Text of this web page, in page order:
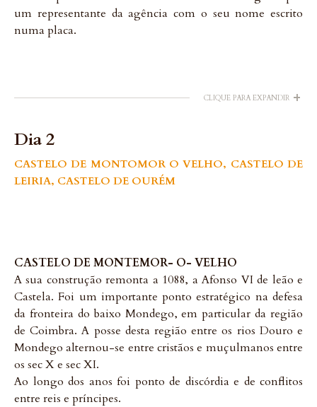
um representante da agência com o seu nome escrito
numa placa.
CLIQUE PARA EXPANDIR +
Dia 2
CASTELO DE MONTOMOR O VELHO, CASTELO DE
LEIRIA, CASTELO DE OURÉM
CASTELO DE MONTEMOR- O- VELHO
A sua construção remonta a 1088, a Afonso VI de leão e
Castela. Foi um importante ponto estratégico na defesa
da fronteira do baixo Mondego, em particular da região
de Coimbra. A posse desta região entre os rios Douro e
Mondego alternou-se entre cristãos e muçulmanos entre
os sec X e sec XI.
Ao longo dos anos foi ponto de discórdia e de conflitos
entre reis e príncipes.